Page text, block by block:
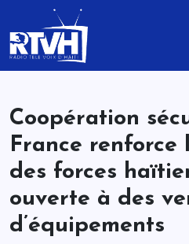
Coopération
France renforce
des forces
ouverte à des
d’équipements